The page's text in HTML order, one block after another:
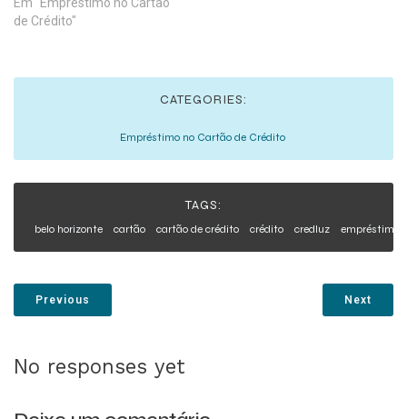
(emprestimocomcartao.co
m.br) Saiba onde nos
Em "Empréstimo no Cartão
de Crédito"
CATEGORIES:
Empréstimo no Cartão de Crédito
TAGS:
belo horizonte cartão cartão de crédito crédito credluz empréstimo
Previous Next
No responses yet